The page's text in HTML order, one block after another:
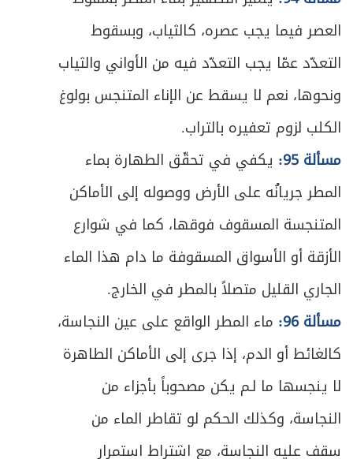
العصر فيما يجب عصره، كالثياب، وبسقوط
التعدّد عمّا يجب التعدّد فيه من الأواني والثياب
ونحوها، نعم لا يسقط عن الإناء المتنجس بولوغ
الكلب لزوم تعفيره بالتراب.
مسألة 95:
يكفي في تحقّق الطهارة بماء
المطر جريانُه على الأرض ووصوله إلى الأماكن
المتنجسة المسقوف فوقها، كما في شوارع
الأزقة أو الأسواق المسقوفة ما دام هذا الماء
الجاري القليل متصلاً بالمطر في الخارج.
مسألة 96:
ماء المطر الواقع على عين النجاسة،
كالغائط أو الدم، إذا جرى إلى الأماكن الطاهرة
لا ينجسها ما لـم يكن مصحوباً بأجزاء من
النجاسة، وكذلك الحكم لو تقاطر الماء من
سقف عليه النجاسة، مع اشتراط استمرار
279 المبحث الأول ـ النية
ص
283 المبحث الثاني ـ تكبيرة الإحرام
ص
284 المبحث الثالث ـ القراءة والذكر
295 المبحث الرابع ـ الركوع
ص المبحث الخامس ـ السجود
311 المبحث السادس ـ التشهد والتسليم
ص
317 الفصل الثالث: الخلل الواقع في الصلاة
ص
320 المبحث الأول : منافيات الصلاة
324 المبحث الثاني ـ الزيادة والنقصان
ص
333 المبحث الثالث ـ في الشك